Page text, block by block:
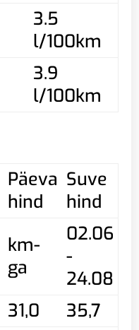
3.5
l/100km
3.9
l/100km
Päeva
hind
Suve
hind
km-
ga
02.06
-
24.08
31,0
35,7